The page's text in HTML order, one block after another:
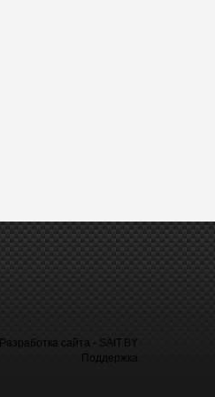
Разработка сайта - SAIT.BY
Поддержка